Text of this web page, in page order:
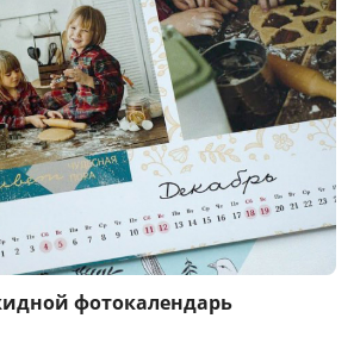
фотокалендарь